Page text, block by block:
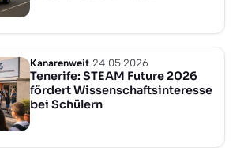
Kanarenweit 24.05.2026
Tenerife: STEAM Future 2026
fördert Wissenschaftsinteresse
bei Schülern